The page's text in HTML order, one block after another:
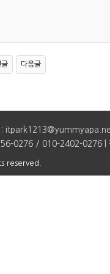
글 다음글
:
0276 / 010-2402-0276 |
reserved.